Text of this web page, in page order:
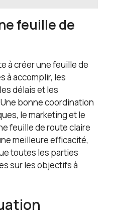
feuille de
à créer une feuille de
à accomplir, les
délais et les
bonne coordination
le marketing et le
feuille de route claire
meilleure efficacité,
toutes les parties
sur les objectifs à